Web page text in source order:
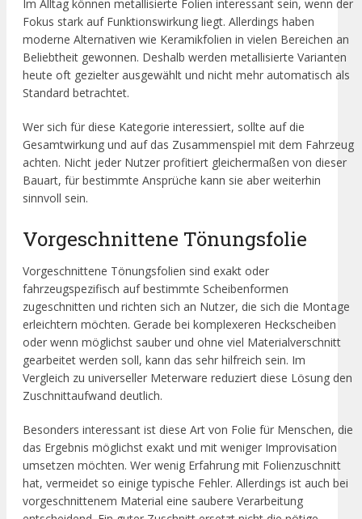
Im Alltag können metallisierte Folien interessant sein, wenn der
Fokus stark auf Funktionswirkung liegt. Allerdings haben
moderne Alternativen wie Keramikfolien in vielen Bereichen an
Beliebtheit gewonnen. Deshalb werden metallisierte Varianten
heute oft gezielter ausgewählt und nicht mehr automatisch als
Standard betrachtet.
Wer sich für diese Kategorie interessiert, sollte auf die
Gesamtwirkung und auf das Zusammenspiel mit dem Fahrzeug
achten. Nicht jeder Nutzer profitiert gleichermaßen von dieser
Bauart, für bestimmte Ansprüche kann sie aber weiterhin
sinnvoll sein.
Vorgeschnittene Tönungsfolie
Vorgeschnittene Tönungsfolien sind exakt oder
fahrzeugspezifisch auf bestimmte Scheibenformen
zugeschnitten und richten sich an Nutzer, die sich die Montage
erleichtern möchten. Gerade bei komplexeren Heckscheiben
oder wenn möglichst sauber und ohne viel Materialverschnitt
gearbeitet werden soll, kann das sehr hilfreich sein. Im
Vergleich zu universeller Meterware reduziert diese Lösung den
Zuschnittaufwand deutlich.
Besonders interessant ist diese Art von Folie für Menschen, die
das Ergebnis möglichst exakt und mit weniger Improvisation
umsetzen möchten. Wer wenig Erfahrung mit Folienzuschnitt
hat, vermeidet so einige typische Fehler. Allerdings ist auch bei
vorgeschnittenem Material eine saubere Verarbeitung